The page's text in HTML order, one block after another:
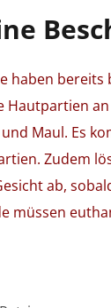
haben bereits
Hautpartien
Maul. Es
Zudem
ab,
müssen